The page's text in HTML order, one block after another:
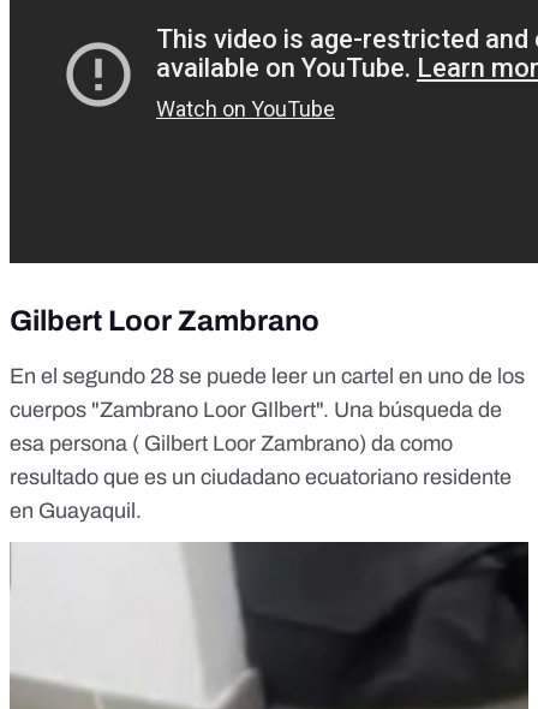
Gilbert Loor Zambrano
En el segundo 28 se puede leer un cartel en uno de los
cuerpos "Zambrano Loor GIlbert". Una búsqueda de
esa persona ( Gilbert Loor Zambrano) da como
resultado que es un ciudadano ecuatoriano residente
en Guayaquil .